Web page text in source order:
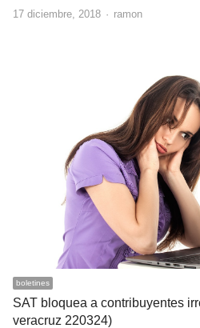
17 diciembre, 2018 Author
ramon
boletines
SAT bloquea a contribuyentes
veracruz 220324)